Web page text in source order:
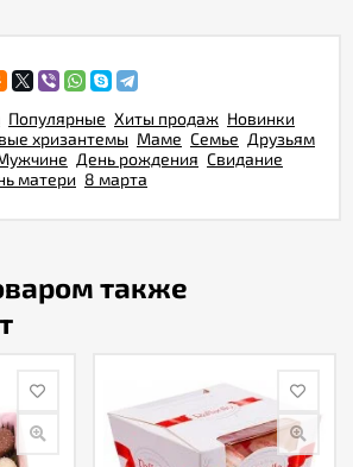
Популярные Хиты продаж Новинки
хризантемы Маме Семье Друзьям
День рождения Свидание
матери 8 марта
также